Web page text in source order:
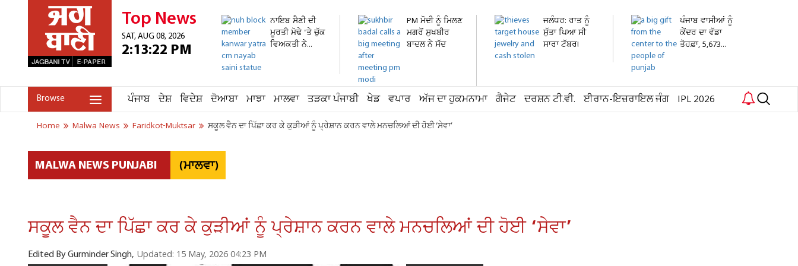
Top News
SAT, AUG 08, 2026
2:13:22 PM
ਨਾਇਬ ਸੈਣੀ ਦੀ
ਮੂਰਤੀ ਮੋਢੇ 'ਤੇ ਚੁੱਕ
ਵਿਅਕਤੀ ਨੇ...
PM ਮੋਦੀ ਨੂੰ ਮਿਲਣ
ਮਗਰੋਂ ਸੁਖਬੀਰ
ਬਾਦਲ ਨੇ ਸੱਦ
ਜਲੰਧਰ: ਰਾਤ ਨੂੰ
ਸੁੱਤਾ ਪਿਆ ਸੀ
ਸਾਰਾ ਟੱਬਰ!
ਪੰਜਾਬ ਵਾਸੀਆਂ ਨੂੰ
ਕੇਂਦਰ ਦਾ ਵੱਡਾ
ਤੋਹਫ਼ਾ, 5,673...
Browse ਪੰਜਾਬ ਦੇਸ਼ ਵਿਦੇਸ਼ ਦੋਆਬਾ ਮਾਝਾ ਮਾਲਵਾ ਤੜਕਾ ਪੰਜਾਬੀ ਖੇਡ ਵਪਾਰ ਅੱਜ ਦਾ ਹੁਕਮਨਾਮਾ ਗੈਜੇਟ ਦਰਸ਼ਨ ਟੀ.ਵੀ. ਈਰਾਨ-ਇਜ਼ਰਾਇਲ ਜੰਗ IPL 2026
Home Malwa News Faridkot-Muktsar ਸਕੂਲ ਵੈਨ ਦਾ ਪਿੱਛਾ ਕਰ ਕੇ ਕੁੜੀਆਂ ਨੂੰ ਪ੍ਰੇਸ਼ਾਨ ਕਰਨ ਵਾਲੇ ਮਨਚਲਿਆਂ ਦੀ ਹੋਈ ‘ਸੇਵਾ’
MALWA NEWS PUNJABI (ਮਾਲਵਾ)
ਸਕੂਲ ਵੈਨ ਦਾ ਪਿੱਛਾ ਕਰ ਕੇ ਕੁੜੀਆਂ ਨੂੰ ਪ੍ਰੇਸ਼ਾਨ ਕਰਨ ਵਾਲੇ ਮਨਚਲਿਆਂ ਦੀ ਹੋਈ ‘ਸੇਵਾ’
Edited By Gurminder Singh, Updated: 15 May, 2026 04:23 PM